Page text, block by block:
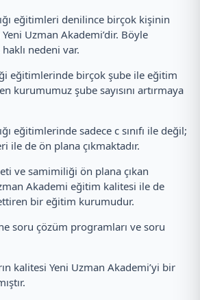
eğitimleri denilince birçok kişinin
Uzman Akademi’dir. Böyle
nedeni var.
eğitimlerinde birçok şube ile eğitim
kurumumuz şube sayısını artırmaya
eğitimlerinde sadece c sınıfı ile değil;
ile de ön plana çıkmaktadır.
ve samimiliği ön plana çıkan
Akademi eğitim kalitesi ile de
bir eğitim kurumudur.
soru çözüm programları ve soru
kalitesi Yeni Uzman Akademi’yi bir